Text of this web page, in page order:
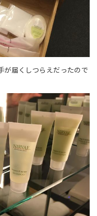
が届くしつらえだったので